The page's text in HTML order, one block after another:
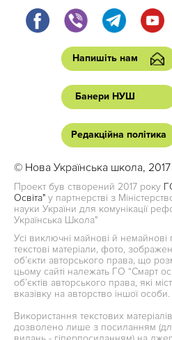
Напишіть нам
Банери НУШ
Редакційна політика
© Нова Українська школа, 2017
Проект був створений 2017 року
Освіта" у партнерстві з
науки України для комунікації
Українська Школа"
Усі виключні майнові й немайнові
текстові матеріали, фото,
об’єкти авторського права, що
цьому сайті належать ГО “Смарт
об’єктів авторського права, які
вказівку на авторство іншої особи.
Використання текстових
дозволено лише з посиланням